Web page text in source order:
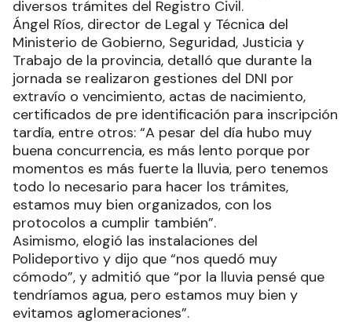
diversos trámites del Registro Civil.
Ángel Ríos, director de Legal y Técnica del
Ministerio de Gobierno, Seguridad, Justicia y
Trabajo de la provincia, detalló que durante la
jornada se realizaron gestiones del DNI por
extravío o vencimiento, actas de nacimiento,
certificados de pre identificación para inscripción
tardía, entre otros: “A pesar del día hubo muy
buena concurrencia, es más lento porque por
momentos es más fuerte la lluvia, pero tenemos
todo lo necesario para hacer los trámites,
estamos muy bien organizados, con los
protocolos a cumplir también”.
Asimismo, elogió las instalaciones del
Polideportivo y dijo que “nos quedó muy
cómodo”, y admitió que “por la lluvia pensé que
tendríamos agua, pero estamos muy bien y
evitamos aglomeraciones”.